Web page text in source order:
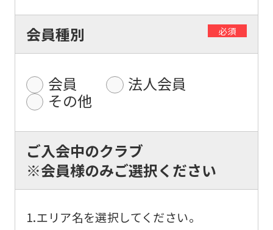
会員種別 必須
会員
法人会員
その他
ご入会中のクラブ
※会員様のみご選択ください
1.エリア名を選択してください。
foreigners
Sports
is
automatically
translated
English.